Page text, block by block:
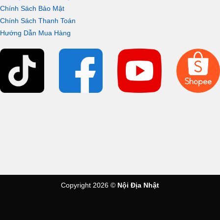
bóng, chống gỉ, giúp giữ sản phẩm luôn sáng mới ngay cả
sau một thời gian dài sử dụng. Thân sen cây được làm từ
giúp luôn giữ được độ bền bỉ theo thời gian.
Chính Sách Bảo Mật
Chính Sách Thanh Toán
Hướng Dẫn Mua Hàng
Copyright 2026 © Nội Địa Nhật